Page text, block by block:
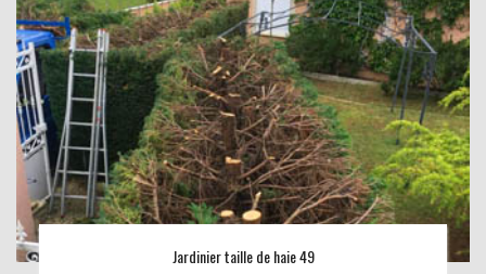
Jardinier taille de haie 49